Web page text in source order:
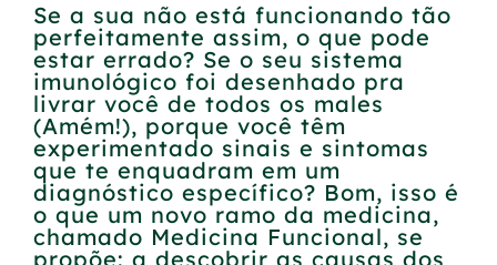
Se a sua não está funcionando tão
perfeitamente assim, o que pode
estar errado? Se o seu sistema
imunológico foi desenhado pra
livrar você de todos os males
(Amém!), porque você têm
experimentado sinais e sintomas
que te enquadram em um
diagnóstico específico? Bom, isso é
o que um novo ramo da medicina,
chamado Medicina Funcional, se
propõe: a descobrir as causas dos